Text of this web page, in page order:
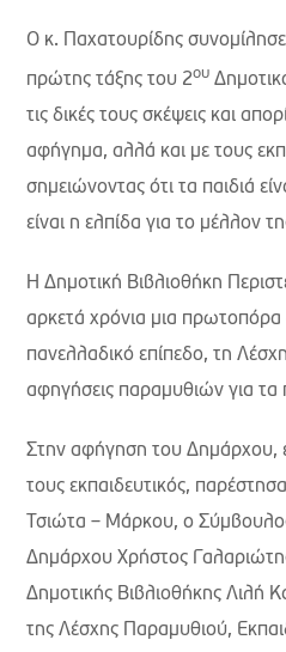
Ο κ. Παχατουρίδης
πρώτης τάξης του 2ου
τις δικές τους σκέψεις και
αφήγημα, αλλά και με τους
σημειώνοντας ότι τα παιδιά
είναι η ελπίδα για το μέλλον
Η Δημοτική Βιβλιοθήκη
αρκετά χρόνια μια πρωτοπόρα
πανελλαδικό επίπεδο, τη
αφηγήσεις παραμυθιών για τα
Στην αφήγηση του Δημάρχου,
τους εκπαιδευτικός,
Τσιώτα – Μάρκου, ο
Δημάρχου Χρήστος
Δημοτικής Βιβλιοθήκης Λιλή
της Λέσχης Παραμυθιού,